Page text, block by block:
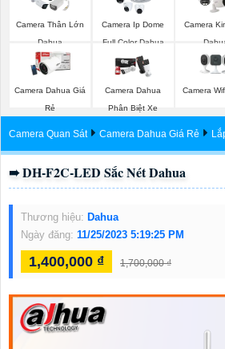
Camera Thân Lớn
Dahua
Camera Ip Dome
Full Color Dahua
Camera
Camera Dahua Giá
Rẻ
Camera Dahua
Phân Biệt Xe
Camera
Camera Quan Sát Camera Dahua Giá Rẻ
➠ DH-F2C-LED Sắc Nét Dahua
Thương hiệu: Dahua
Ngày đăng: 11/25/2023 5:19:25 PM
1,400,000 ₫ 1,700,000 ₫